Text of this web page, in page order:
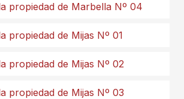
propiedad de Marbella Nº 04
propiedad de Mijas Nº 01
propiedad de Mijas Nº 02
propiedad de Mijas Nº 03